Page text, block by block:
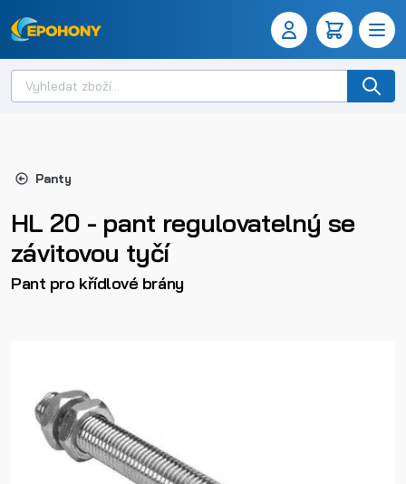
Panty
HL 20 - pant regulovatelný se
závitovou tyčí
Pant pro křídlové brány